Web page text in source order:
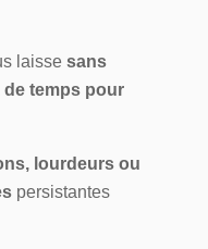
laisse sans
de temps pour
lourdeurs ou
persistantes